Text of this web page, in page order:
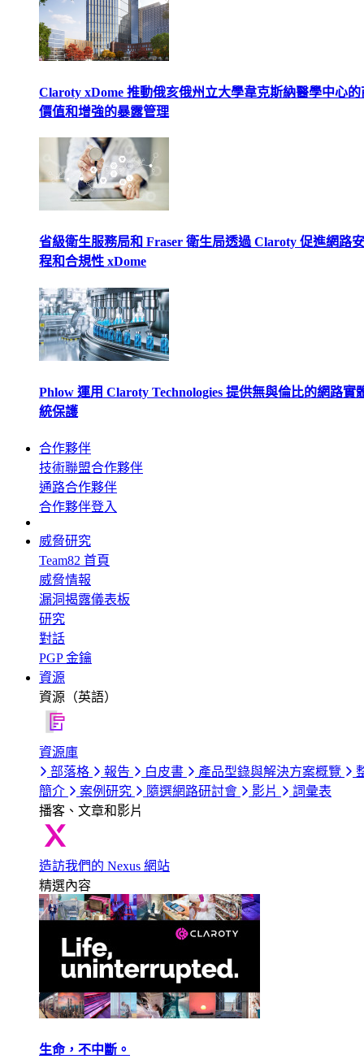
Claroty xDome 推動俄亥俄州立大學韋克斯納醫學中心的
價值和增強的暴露管理
省級衛生服務局和 Fraser 衛生局透過 Claroty 促進網路
程和合規性 xDome
Phlow 運用 Claroty Technologies 提供無與倫比的網路實
統保護
合作夥伴
技術聯盟合作夥伴
通路合作夥伴
合作夥伴登入
威脅研究
Team82 首頁
威脅情報
漏洞揭露儀表板
研究
對話
PGP 金鑰
資源
資源（英語）
資源庫
部落格
報告 白皮書 產品型錄與解決方案概覽
簡介
案例研究 隨選網路研討會 影片
詞彙表
播客、文章和影片
造訪我們的 Nexus 網站
精選內容
生命，不中斷。